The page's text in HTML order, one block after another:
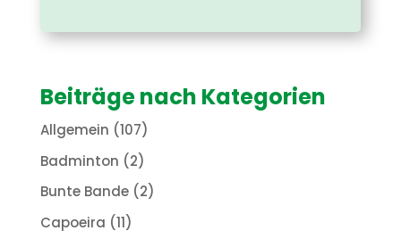
Beiträge nach Kategorien
Allgemein (107)
Badminton (2)
Bunte Bande(2)
Capoeira (11)